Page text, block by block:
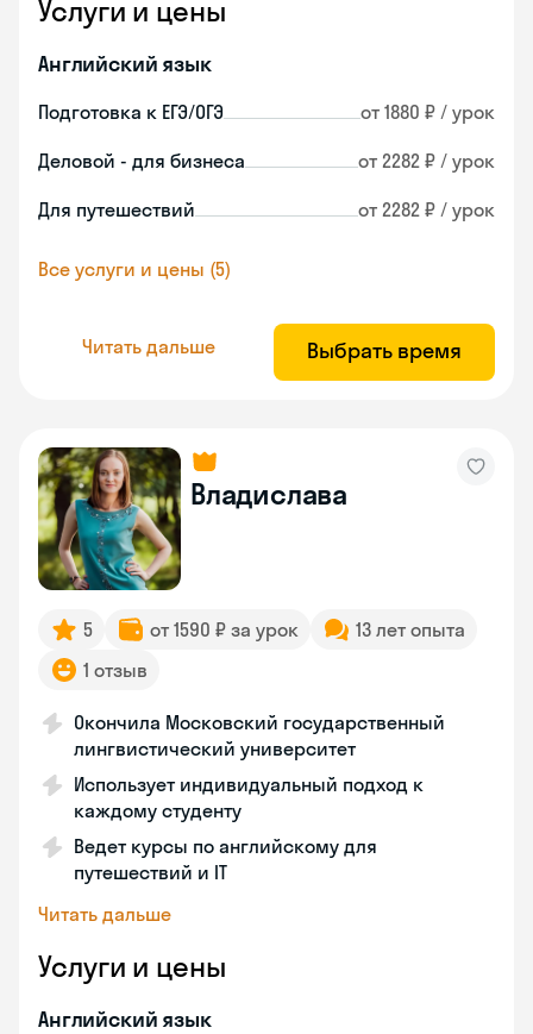
Услуги и цены
Английский язык
Подготовка к ЕГЭ/ОГЭ от 1880 ₽ / урок
Деловой - для бизнеса от 2282 ₽ / урок
Для путешествий от 2282 ₽ / урок
Все услуги и цены (5)
Читать дальше Выбрать время
Владислава
5 от 1590 ₽ за урок
13 лет опыта
1 отзыв
Окончила Московский государственный
лингвистический университет
Использует индивидуальный подход к
каждому студенту
Ведет курсы по английскому для
путешествий и IT
Читать дальше
Услуги и цены
Английский язык